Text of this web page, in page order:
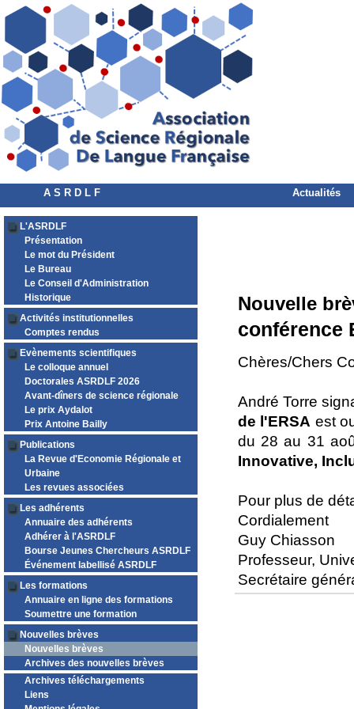
A S R D L F Actualités
L'ASRDLF
Présentation
Le mot du Président
Le Bureau
Le Conseil d'Administration
Historique
Activités institutionnelles
Comptes rendus
Evènements scientifiques
Le colloque annuel
Doctorales ASRDLF 2026
Avant-dîners de science régionale
Le prix Aydalot
Prix Antoine Bailly
Publications
La Revue d'Economie Régionale et
Urbaine
Les revues associées
Les adhérents
Annuaire des adhérents
Adhérer à l'ASRDLF
Bourse Jeunes Chercheurs ASRDLF
Événement labellisé ASRDLF
Les formations
Annuaire en ligne des formations
Soumettre une formation
Nouvelles brèves
Nouvelles brèves
Archives des nouvelles brèves
Archives téléchargements
Liens
Nouvelle
conférence
Chères/Chers
André Torre
de l'ERSA est
du 28 au 31
Innovative,
Pour plus de
Cordialement
Guy Chiasson
Professeur,
Secrétaire